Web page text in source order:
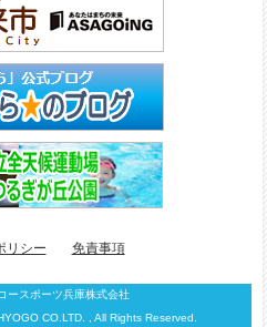
リシー 免責事項
ースポーツ兵庫株式会社
CO.LTD. , All Rights Reserved.